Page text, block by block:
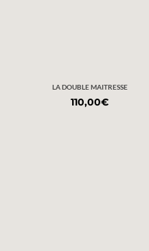
LA DOUBLE MAITRESSE
110,00€